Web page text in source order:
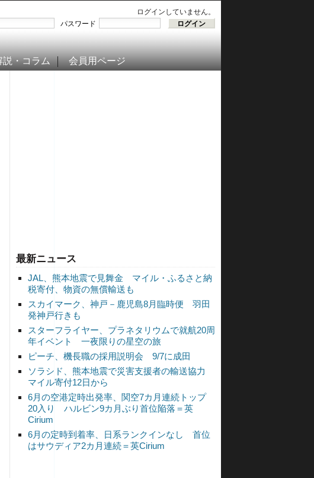
ログインしていません。
パスワード
説・コラム 会員用ページ
最新ニュース
JAL、熊本地震で見舞金 マイル・ふるさと納
税寄付、物資の無償輸送も
スカイマーク、神戸－鹿児島8月臨時便 羽田
発神戸行きも
スターフライヤー、プラネタリウムで就航20周
年イベント 一夜限りの星空の旅
ピーチ、機長職の採用説明会 9/7に成田
ソラシド、熊本地震で災害支援者の輸送協力
マイル寄付12日から
6月の空港定時出発率、関空7カ月連続トップ
20入り ハルビン9カ月ぶり首位陥落＝英
Cirium
6月の定時到着率、日系ランクインなし 首位
はサウディア2カ月連続＝英Cirium